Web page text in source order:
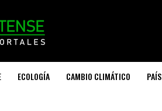
ECOLOGÍA CAMBIO CLIMÁTICO PAÍS